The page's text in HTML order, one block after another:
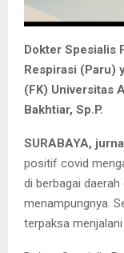
Dokter Spesialis
Respirasi (Paru)
(FK) Universitas
Bakhtiar, Sp.P.
SURABAYA,
positif covid
di berbagai
menampungnya.
terpaksa